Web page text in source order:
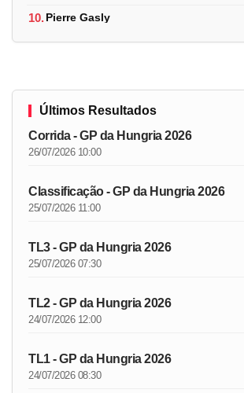
10.Pierre Gasly
Últimos Resultados
Corrida - GP da Hungria 2026
26/07/2026 10:00
Classificação - GP da Hungria 2026
25/07/2026 11:00
TL3 - GP da Hungria 2026
25/07/2026 07:30
TL2 - GP da Hungria 2026
24/07/2026 12:00
TL1 - GP da Hungria 2026
24/07/2026 08:30